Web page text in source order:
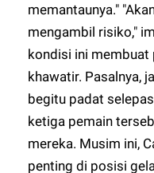
memantaunya."
mengambil risiko,"
kondisi ini membuat
khawatir. Pasalnya,
begitu padat
ketiga pemain
mereka. Musim ini,
penting di posisi